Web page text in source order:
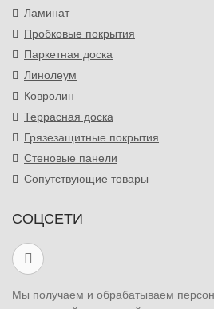
Ламинат
Пробковые покрытия
Паркетная доска
Линолеум
Ковролин
Террасная доска
Грязезащитные покрытия
Стеновые панели
Сопутствующие товары
СОЦСЕТИ
Мы получаем и обрабатываем